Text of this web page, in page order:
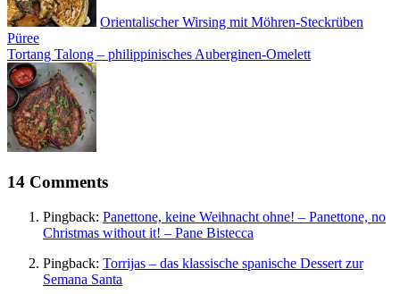
Orientalischer Wirsing mit Möhren-Steckrüben
Püree
Tortang Talong – philippinisches Auberginen-Omelett
14 Comments
Pingback: Panettone, keine Weihnacht ohne! – Panettone, no
Christmas without it! – Pane Bistecca
Pingback: Torrijas – das klassische spanische Dessert zur
Semana Santa